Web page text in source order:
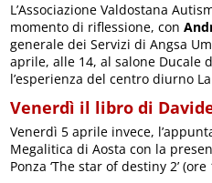
L’Associazione Valdostana
momento di riflessione, con
generale dei Servizi di Angsa
aprile, alle 14, al salone Ducale
l’esperienza del centro diurno
Venerdì il libro di
Venerdì 5 aprile invece,
Megalitica di Aosta con la
Ponza ‘The star of destiny 2’ (ore